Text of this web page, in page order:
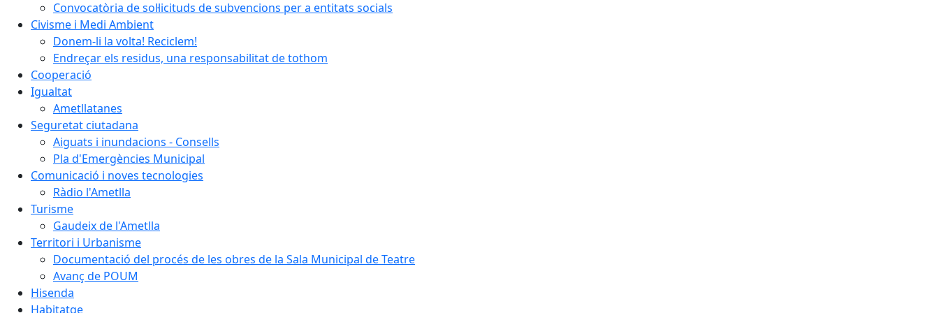
Convocatòria de sol·licituds de subvencions per a entitats socials
Civisme i Medi Ambient
Donem-li la volta! Reciclem!
Endreçar els residus, una responsabilitat de tothom
Cooperació
Igualtat
Ametllatanes
Seguretat ciutadana
Aiguats i inundacions - Consells
Pla d'Emergències Municipal
Comunicació i noves tecnologies
Ràdio l'Ametlla
Turisme
Gaudeix de l'Ametlla
Territori i Urbanisme
Documentació del procés de les obres de la Sala Municipal de Teatre
Avanç de POUM
Hisenda
Habitatge